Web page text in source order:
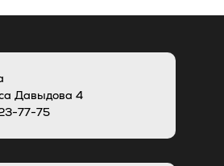
Давыдова 4
77-75